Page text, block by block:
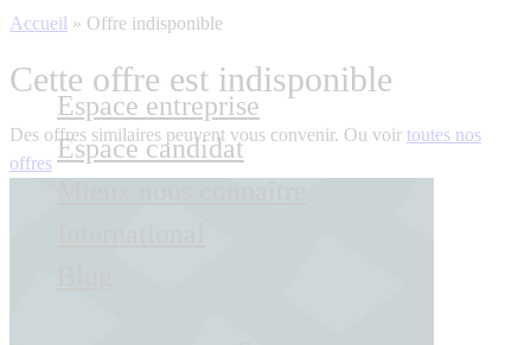
Espace entreprise
Espace candidat
Accueil » Offre indisponible
Cette offre est indisponible
Des offres similaires peuvent vous convenir. Ou voir toutes nos
offres